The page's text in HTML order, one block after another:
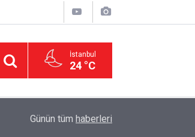
İstanbul
24 °C
16 Maddelik Maden Kanunu Teklif Kabul Edildi
Günün tüm haberleri